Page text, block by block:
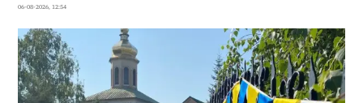
06-08-2026, 12:54